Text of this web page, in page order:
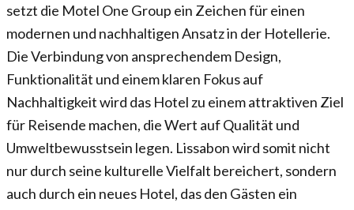
setzt die Motel One Group ein Zeichen für einen
modernen und nachhaltigen Ansatz in der Hotellerie.
Die Verbindung von ansprechendem Design,
Funktionalität und einem klaren Fokus auf
Nachhaltigkeit wird das Hotel zu einem attraktiven Ziel
für Reisende machen, die Wert auf Qualität und
Umweltbewusstsein legen. Lissabon wird somit nicht
nur durch seine kulturelle Vielfalt bereichert, sondern
auch durch ein neues Hotel, das den Gästen ein